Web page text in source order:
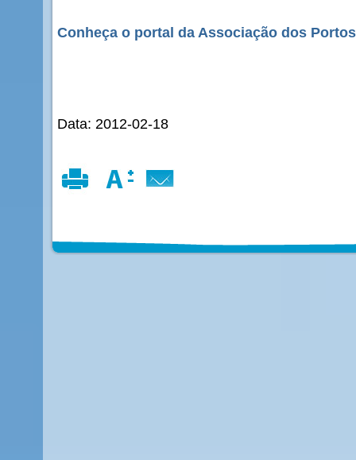
Conheça o portal da Associação dos
Data: 2012-02-18